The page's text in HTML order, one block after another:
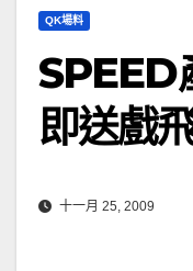
QK場料
SPEED
即送戲
十一月 25, 2009